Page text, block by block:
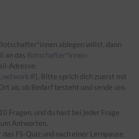
ablegen willst, dann
an das Botschafter*innen-
Adresse:
). Bitte sprich dich zuerst mit
ab, ob Bedarf besteht und sende uns
Fragen, und du hast bei jeder Frage
Antworten.
FS-Quiz und nach einer Lernpause